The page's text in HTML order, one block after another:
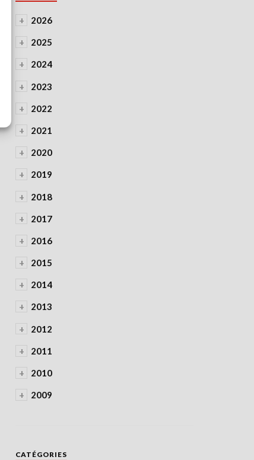
+ 2026
+ 2025
+ 2024
+ 2023
+ 2022
+ 2021
+ 2020
+ 2019
+ 2018
+ 2017
+ 2016
+ 2015
+ 2014
+ 2013
+ 2012
+ 2011
+ 2010
+ 2009
CATÉGORIES